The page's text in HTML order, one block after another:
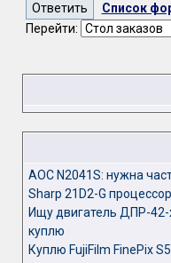
Список
Перейти:
AOC N2041S: нужна
Sharp 21D2-G процессор
Ищу двигатель ДПР-42-
куплю
Куплю FujiFilm FinePix